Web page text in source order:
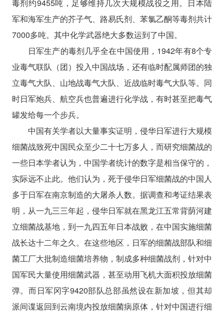
毒剂约9455吨，足够维持几次大规模战役之用。日本陆
军和海军生产的芥子气、路易氏剂、苯氯乙酮等毒剂共计
7000多吨。其中化学武器绝大多数运到了中国。
日军生产的毒剂几乎全在中国使用，1942年有8个专
业毒气联队（团）投入中国战场，还有临时配属师团的独
立毒气大队、山地战毒气大队、近战临时毒气大队等。同
时日军炮兵、航空兵也普遍进行化学战，有时甚至把毒气
罐发给每一个步兵。
中国有关学者以大量事实证明，侵华日军进行大规模
细菌战致死中国民众至少二十七万多人，而研究细菌战的
一些日本学者认为，中国学者统计的数字是相当保守的，
实际远不止此。他们认为，死于侵华日军细菌战的中国人
多于日军在南京制造的大屠杀人数。据调查和考证结果表
明，从一九三三年起，侵华日军就在黑龙江五常背荫河建
立细菌战基地，到一九四五年日本战败，在中国实施细菌
战长达十二年之久。在这些地区，日军的细菌战部队和细
菌工厂大批制造细菌培养物，制成多种细菌战剂，针对中
国军民大量使用细菌武器，甚至动用飞机大面积投放细菌
弹。而日军冈字9420部队总部虽然设在新加坡，但其却
派间谍返回到云南境内投放细菌病原体，针对中国进行细